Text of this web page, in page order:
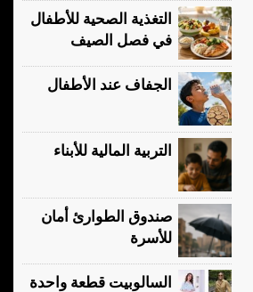
التغذية الصحية للأطفال
في فصل الصيف
الجفاف عند الأطفال
التربية المالية للأبناء
صندوق الطوارئ أمان
للأسرة
السالوبيت قطعة واحدة